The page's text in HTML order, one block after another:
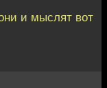
и мыслят вот